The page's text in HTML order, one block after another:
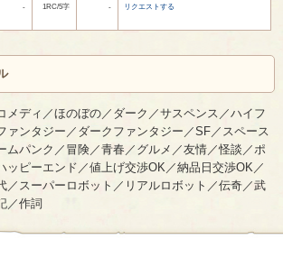
- 1RC/5字 - リクエストする
メディ／ほのぼの／ダーク／サスペンス／ハイフ
ァンタジー／ダークファンタジー／SF／スペース
ムパンク／冒険／青春／グルメ／友情／怪談／ポ
ッピーエンド／値上げ交渉OK／納品日交渉OK／
／スーパーロボット／リアルロボット／伝奇／武
／作詞